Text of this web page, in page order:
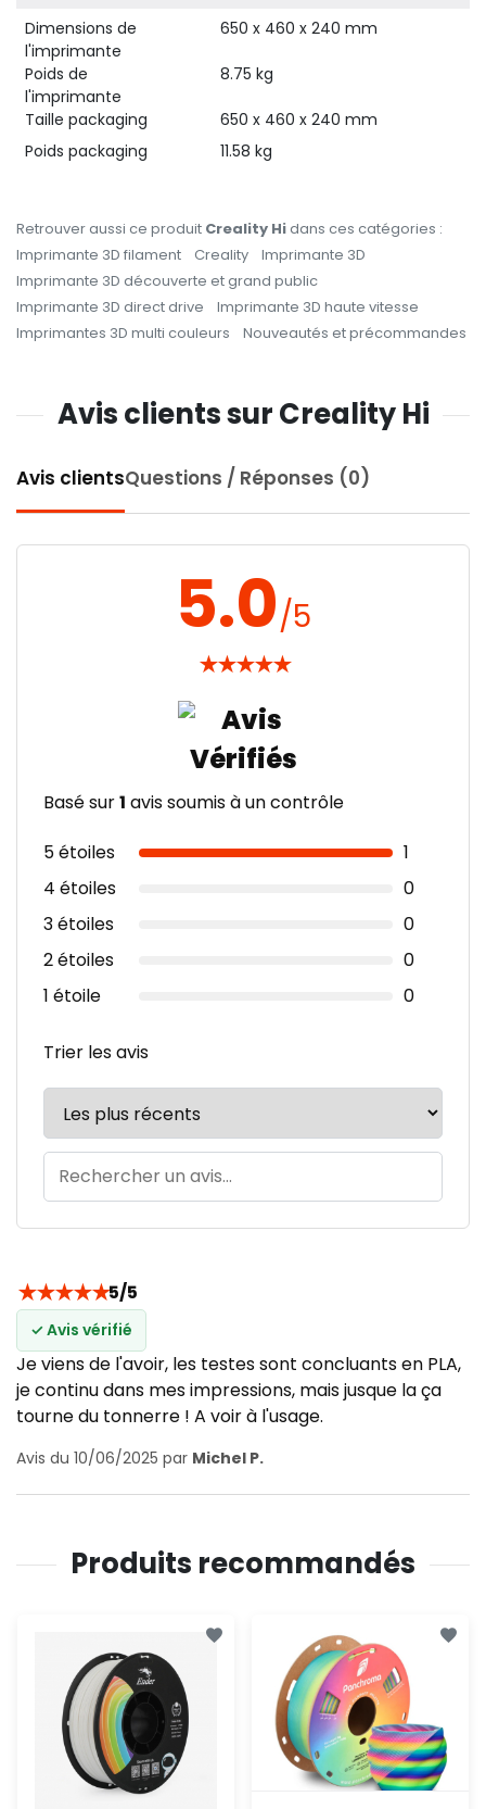
Dimensions de
l'imprimante
650 x 460 x 240 mm
Poids de
l'imprimante
8.75 kg
Taille packaging
650 x 460 x 240 mm
Poids packaging
11.58 kg
Retrouver aussi ce produit Creality Hidans ces catégories :
Imprimante 3D filament
Creality
Imprimante 3D
Imprimante 3D découverte et grand public
Imprimante 3D direct drive
Imprimante 3D haute vitesse
Imprimantes 3D multi couleurs
Nouveautés et précommandes
Avis clients sur Creality Hi
Avis clientsQuestions / Réponses (0)
5.0/5
★★★★★
Basé sur1 avis soumis à un contrôle
5 étoiles
1
4 étoiles
0
3 étoiles
0
2 étoiles
0
1 étoile
0
Trier les avis
★★★★★5/5
✓ Avis vérifié
Je viens de l'avoir, les testes sont concluants en PLA,
je continu dans mes impressions, mais jusque la ça
tourne du tonnerre ! A voir à l'usage.
Avis du 10/06/2025 par Michel P.
Produits recommandés